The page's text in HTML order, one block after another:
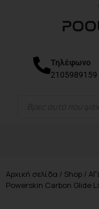
Τηλέφωνο
2105989159
Αρχική σελίδα / Shop /
Powerskin Carbon Glide